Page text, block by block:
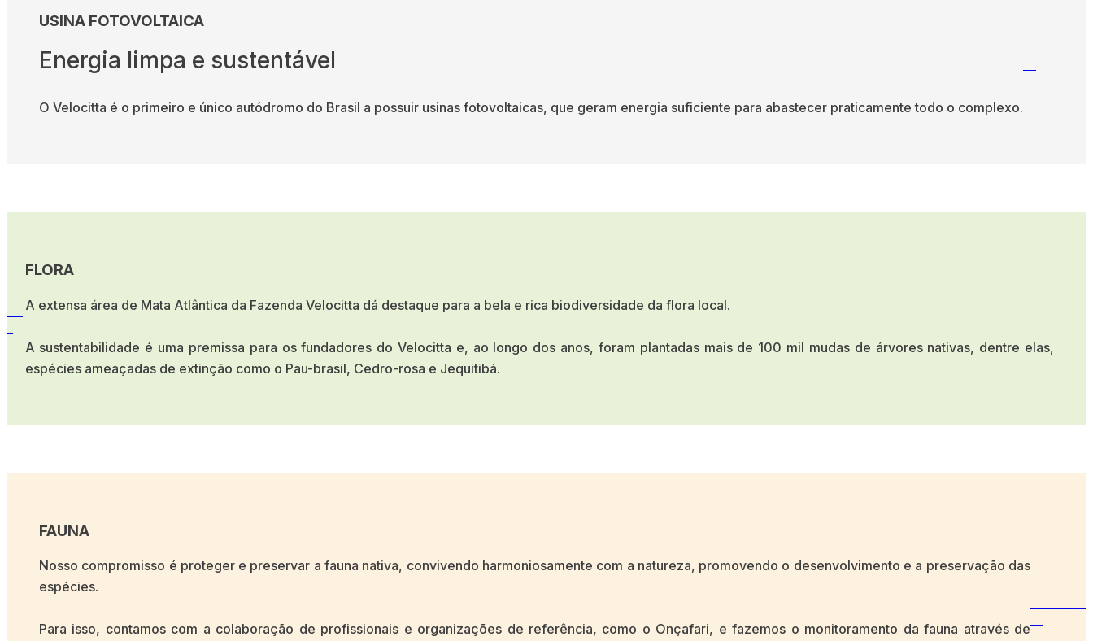
USINA FOTOVOLTAICA
Energia limpa e sustentável
O Velocitta é o primeiro e único autódromo do Brasil a possuir usinas fotovoltaicas, que geram energia suficiente para abastecer praticamente todo o complexo.
FLORA
A extensa área de Mata Atlântica da Fazenda Velocitta dá destaque para a bela e rica biodiversidade da flora local.
A sustentabilidade é uma premissa para os fundadores do Velocitta e, ao longo dos anos, foram plantadas mais de 100 mil mudas de árvores nativas, dentre elas,
espécies ameaçadas de extinção como o Pau-brasil, Cedro-rosa e Jequitibá.
FAUNA
Nosso compromisso é proteger e preservar a fauna nativa, convivendo harmoniosamente com a natureza, promovendo o desenvolvimento e a preservação das
espécies.
Para isso, contamos com a colaboração de profissionais e organizações de referência, como o Onçafari, e fazemos o monitoramento da fauna através de